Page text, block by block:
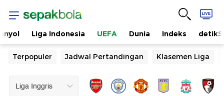
Liga Indonesia UEFA Dunia Indeks
Terpopuler Jadwal Pertandingan Klasemen Liga